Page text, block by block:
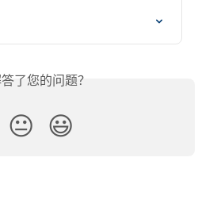
了您的问题？
😐 😃